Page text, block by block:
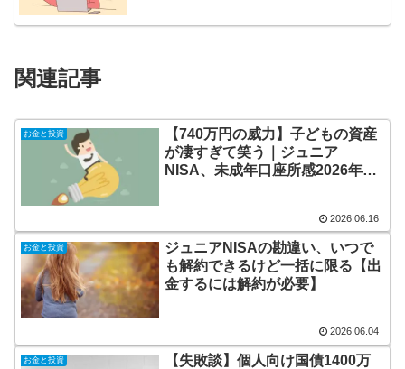
関連記事
お金と投資
【740万円の威力】子どもの資産
が凄すぎて笑う｜ジュニア
NISA、未成年口座所感2026年6
2026.06.16
お金と投資
ジュニアNISAの勘違い、いつで
も解約できるけど一括に限る【出
金するには解約が必要】
2026.06.04
お金と投資
【失敗談】個人向け国債1400万